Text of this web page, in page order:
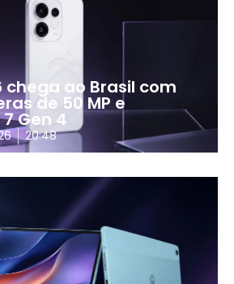
chega ao Brasil com
de 50 MP e
Gen 4
20:48